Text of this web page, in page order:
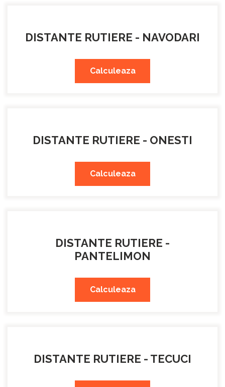
DISTANTE RUTIERE - NAVODARI
Calculeaza
DISTANTE RUTIERE - ONESTI
Calculeaza
DISTANTE RUTIERE -
PANTELIMON
Calculeaza
DISTANTE RUTIERE - TECUCI